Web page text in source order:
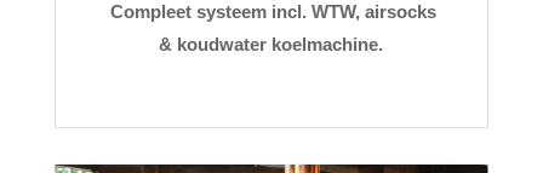
Compleet systeem incl. WTW, airsocks
& koudwater koelmachine.